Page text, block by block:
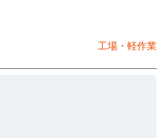
工場・軽作業